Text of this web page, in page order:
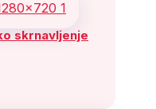
skrnavljenje